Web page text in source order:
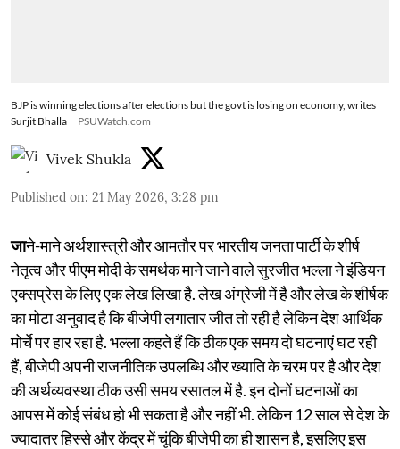
BJP is winning elections after elections but the govt is losing on economy, writes
Surjit Bhalla
PSUWatch.com
Vivek Shukla
Published on: 21 May 2026, 3:28 pm
जाने-माने अर्थशास्त्री और आमतौर पर भारतीय जनता पार्टी के शीर्ष
नेतृत्व और पीएम मोदी के समर्थक माने जाने वाले सुरजीत भल्ला ने इंडियन
एक्सप्रेस के लिए एक लेख लिखा है. लेख अंग्रेजी में है और लेख के शीर्षक
का मोटा अनुवाद है कि बीजेपी लगातार जीत तो रही है लेकिन देश आर्थिक
मोर्चे पर हार रहा है. भल्ला कहते हैं कि ठीक एक समय दो घटनाएं घट रही
हैं, बीजेपी अपनी राजनीतिक उपलब्धि और ख्याति के चरम पर है और देश
की अर्थव्यवस्था ठीक उसी समय रसातल में है. इन दोनों घटनाओं का
आपस में कोई संबंध हो भी सकता है और नहीं भी. लेकिन 12 साल से देश के
ज्यादातर हिस्से और केंद्र में चूंकि बीजेपी का ही शासन है, इसलिए इस